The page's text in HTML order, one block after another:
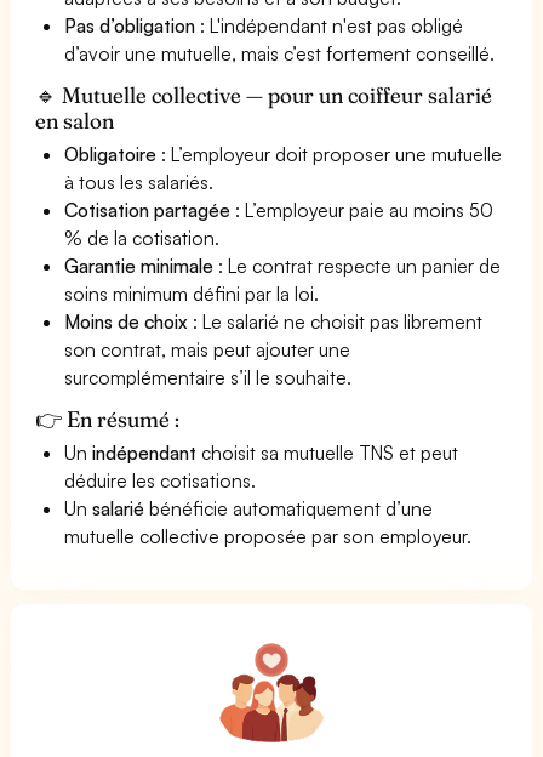
Pas d’obligation : L'indépendant n'est pas obligé
d’avoir une mutuelle, mais c’est fortement conseillé.
🔹 Mutuelle collective — pour un coiffeur salarié
en salon
Obligatoire : L’employeur doit proposer une mutuelle
à tous les salariés.
Cotisation partagée : L’employeur paie au moins 50
% de la cotisation.
Garantie minimale : Le contrat respecte un panier de
soins minimum défini par la loi.
Moins de choix : Le salarié ne choisit pas librement
son contrat, mais peut ajouter une
surcomplémentaire s’il le souhaite.
👉 En résumé :
Unindépendant choisit sa mutuelle TNS et peut
déduire les cotisations.
Unsalarié bénéficie automatiquement d’une
mutuelle collective proposée par son employeur.